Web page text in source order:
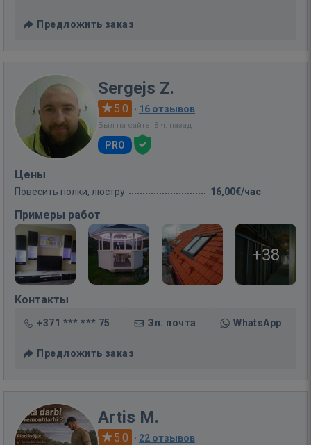
Предложить заказ
Sergejs Z.
5.0 · 16 отзывов
Был на сайте: 8 ч. назад
PRO
Цены
Повесить полки, люстру 16,00€/час
Примеры работ
+38
Контакты
+371 *** *** 75 Эл. почта WhatsApp
Предложить заказ
Artis M.
5.0 · 22 отзывов